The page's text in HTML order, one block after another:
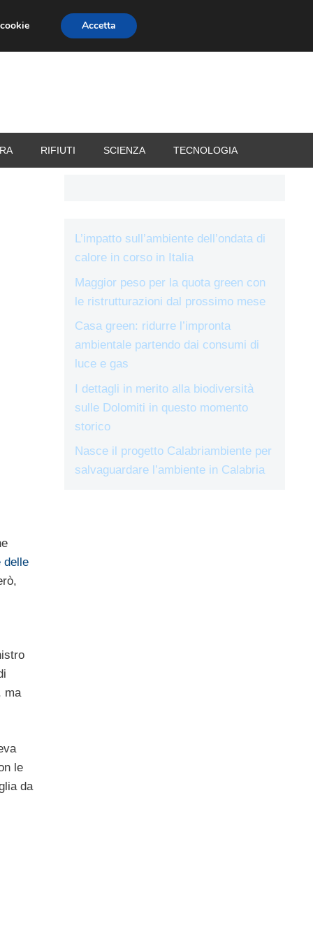
VACANZE
RIFIUTI SCIENZA TECNOLOGIA
delle
ma
le
da
L’impatto sull’ambiente dell’ondata di
calore in corso in Italia
Maggior peso per la quota green con
le ristrutturazioni dal prossimo mese
Casa green: ridurre l’impronta
ambientale partendo dai consumi di
luce e gas
I dettagli in merito alla biodiversità
sulle Dolomiti in questo momento
storico
Nasce il progetto Calabriambiente per
salvaguardare l’ambiente in Calabria
Accetta